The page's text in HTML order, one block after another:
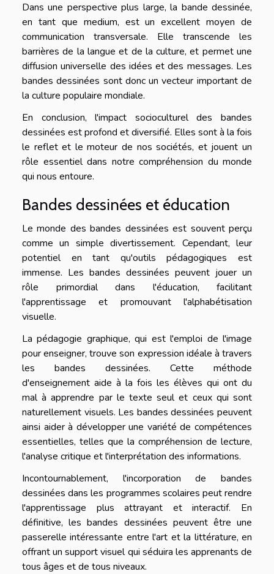
Dans une perspective plus large, la bande dessinée,
en tant que medium, est un excellent moyen de
communication transversale. Elle transcende les
barrières de la langue et de la culture, et permet une
diffusion universelle des idées et des messages. Les
bandes dessinées sont donc un vecteur important de
la culture populaire mondiale.
En conclusion, l'impact socioculturel des bandes
dessinées est profond et diversifié. Elles sont à la fois
le reflet et le moteur de nos sociétés, et jouent un
rôle essentiel dans notre compréhension du monde
qui nous entoure.
Bandes dessinées et éducation
Le monde des bandes dessinées est souvent perçu
comme un simple divertissement. Cependant, leur
potentiel en tant qu'outils pédagogiques est
immense. Les bandes dessinées peuvent jouer un
rôle primordial dans l'éducation, facilitant
l'apprentissage et promouvant l'alphabétisation
visuelle.
La pédagogie graphique, qui est l'emploi de l'image
pour enseigner, trouve son expression idéale à travers
les bandes dessinées. Cette méthode
d'enseignement aide à la fois les élèves qui ont du
mal à apprendre par le texte seul et ceux qui sont
naturellement visuels. Les bandes dessinées peuvent
ainsi aider à développer une variété de compétences
essentielles, telles que la compréhension de lecture,
l'analyse critique et l'interprétation des informations.
Incontournablement, l'incorporation de bandes
dessinées dans les programmes scolaires peut rendre
l'apprentissage plus attrayant et interactif. En
définitive, les bandes dessinées peuvent être une
passerelle intéressante entre l'art et la littérature, en
offrant un support visuel qui séduira les apprenants de
tous âges et de tous niveaux.